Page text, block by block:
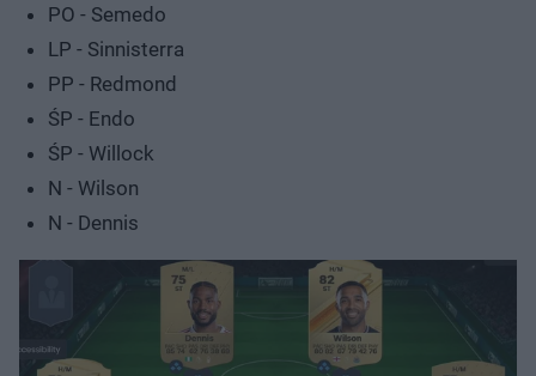
PO - Semedo
LP - Sinnisterra
PP - Redmond
ŚP - Endo
ŚP - Willock
N - Wilson
N - Dennis